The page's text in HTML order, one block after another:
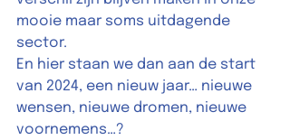
mooie maar soms uitdagende
sector.
En hier staan we dan aan de start
van 2024, een nieuw jaar… nieuwe
wensen, nieuwe dromen, nieuwe
voornemens…?